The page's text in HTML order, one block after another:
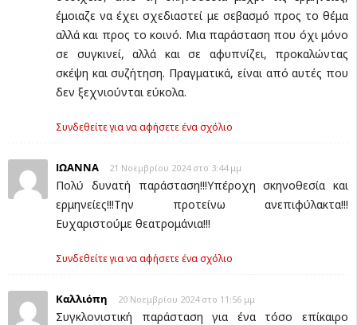
έμοιαζε να έχει σχεδιαστεί με σεβασμό προς το θέμα
αλλά και προς το κοινό. Μια παράσταση που όχι μόνο
σε συγκινεί, αλλά και σε αφυπνίζει, προκαλώντας
σκέψη και συζήτηση. Πραγματικά, είναι από αυτές που
δεν ξεχνιούνται εύκολα.
Συνδεθείτε για να αφήσετε ένα σχόλιο
ΙΩΑΝΝΑ 21 Νοεμβρίου 2024 στο 3:44 μμ
Πολύ δυνατή παράσταση!!!Υπέροχη σκηνοθεσία και
ερμηνείες!!!Την προτείνω ανεπιφύλακτα!!!
Ευχαριστούμε θεατρομάνια!!!
Συνδεθείτε για να αφήσετε ένα σχόλιο
Καλλιόπη 20 Νοεμβρίου 2024 στο 11:56 μμ
Συγκλονιστική παράσταση για ένα τόσο επίκαιρο